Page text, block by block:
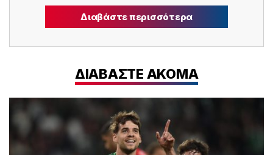
Διαβάστε περισσότερα
ΔΙΑΒΑΣΤΕ ΑΚΟΜΑ